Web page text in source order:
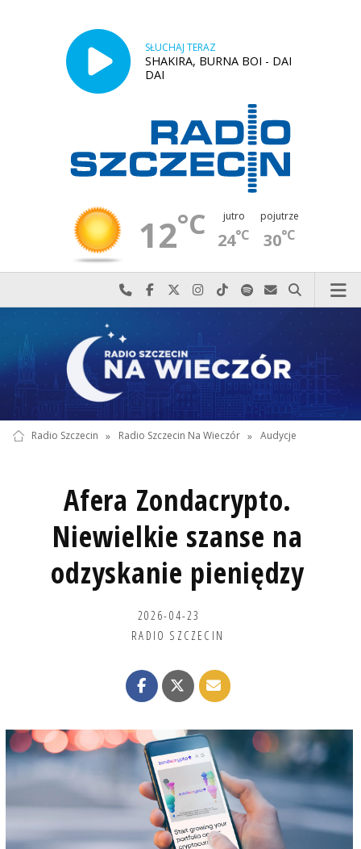
SŁUCHAJ TERAZ
SHAKIRA, BURNA BOI - DAI
DAI
12°C jutro
24°C
pojutrze
30°C
Najlepiej po prostu do nas zadzwoń
Odwiedź nas na Facebook-u
Odwiedź nas na X
Odwiedź nas na Instagram-ie
Odwiedź nas na TikTok-u
Szukaj nas na Spotify
Wyślij do nas
Szukaj
Radio Szczecin » Radio Szczecin Na Wieczór » Audycje
Afera Zondacrypto.
Niewielkie szanse na
odzyskanie pieniędzy
2026-04-23
RADIO SZCZECIN